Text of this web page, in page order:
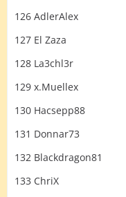
126 AdlerAlex
127 El Zaza
128 La3chl3r
129 x.Muellex
130 Hacsepp88
131 Donnar73
132 Blackdragon81
133 ChriX